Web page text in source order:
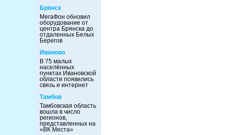
Брянск
МегаФон обновил
оборудование от
центра Брянска до
отдаленных Белых
Берегов
Иваново
В 75 малых
населённых
пунктах Ивановской
области появились
связь и интернет
Тамбов
Тамбовская область
вошла в число
регионов,
представленных на
«ВК Места»